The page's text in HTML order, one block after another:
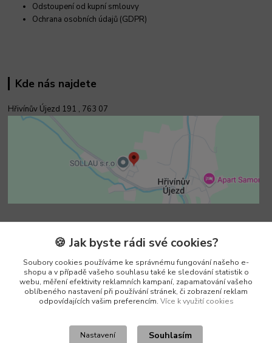
Odstoupení od kupní smlouvy
Ochrana osobních údajů (GDPR)
Kde nás najdete
Hřivínův Újezd 191 , 763 07
Kontakty
Vedoucí e-shopu
+420 602 552 766
(Po-Pá, 6:30-15 hod.)
🍪 Jak byste rádi své cookies?
Soubory cookies používáme ke správnému fungování našeho e-
shopu a v případě vašeho souhlasu také ke sledování statistik o
webu, měření efektivity reklamních kampaní, zapamatování vašeho
oblíbeného nastavení při používání stránek, či zobrazení reklam
odpovídajících vašim preferencím. Více k využití cookies
Nastavení Souhlasím